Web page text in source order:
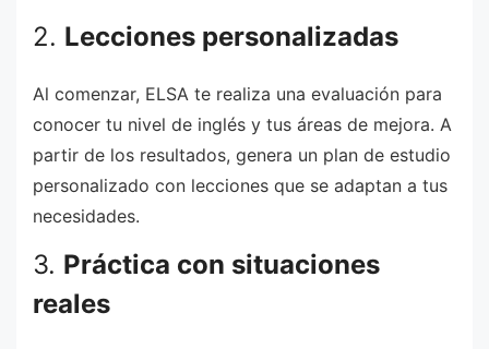
2. Lecciones personalizadas
Al comenzar, ELSA te realiza una evaluación para
conocer tu nivel de inglés y tus áreas de mejora. A
partir de los resultados, genera un plan de estudio
personalizado con lecciones que se adaptan a tus
necesidades.
3. Práctica con situaciones
reales